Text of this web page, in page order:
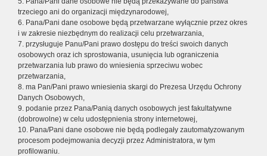
trzeciego ani do organizacji międzynarodowej,
6. Pana/Pani dane osobowe będą przetwarzane wyłącznie przez okres
i w zakresie niezbędnym do realizacji celu przetwarzania,
7. przysługuje Panu/Pani prawo dostępu do treści swoich danych
osobowych oraz ich sprostowania, usunięcia lub ograniczenia
przetwarzania lub prawo do wniesienia sprzeciwu wobec
przetwarzania,
8. ma Pan/Pani prawo wniesienia skargi do Prezesa Urzędu Ochrony
Danych Osobowych,
9. podanie przez Pana/Panią danych osobowych jest fakultatywne
(dobrowolne) w celu udostępnienia strony internetowej,
10. Pana/Pani dane osobowe nie będą podlegały zautomatyzowanym
procesom podejmowania decyzji przez Administratora, w tym
profilowaniu.